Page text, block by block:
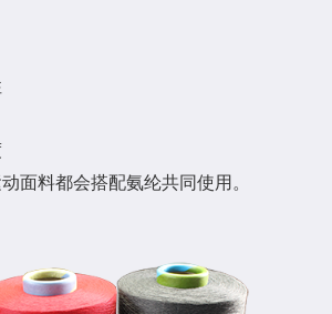
面料都会搭配氨纶共同使用。